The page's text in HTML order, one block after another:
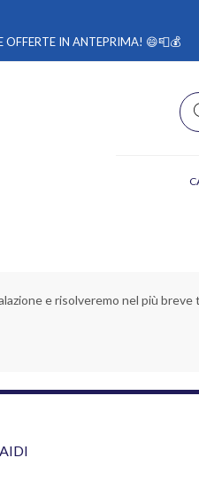
OFFERTE IN ANTEPRIMA! 😄📮💰
e risolveremo nel più breve